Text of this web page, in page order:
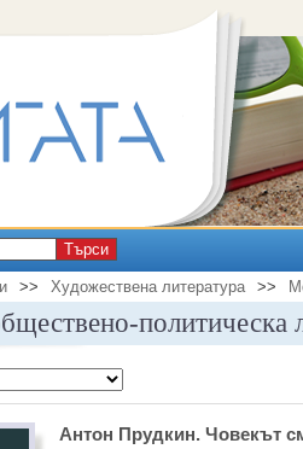
Търси
>> Художествена литература >>
политическа
Антон Прудкин. Човекът